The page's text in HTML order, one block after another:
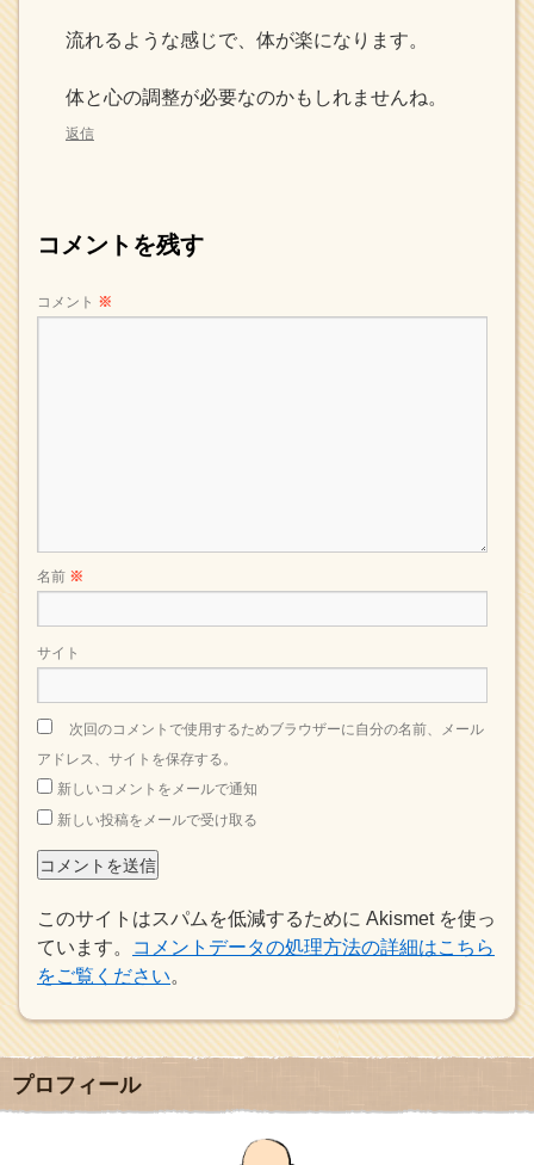
流れるような感じで、体が楽になります。
体と心の調整が必要なのかもしれませんね。
返信
コメントを残す
コメント ※
名前 ※
サイト
次回のコメントで使用するためブラウザーに自分の名前、メール
アドレス、サイトを保存する。
新しいコメントをメールで通知
新しい投稿をメールで受け取る
このサイトはスパムを低減するために Akismet を使っ
ています。
コメントデータの処理方法の詳細はこちら
をご覧ください。
プロフィール